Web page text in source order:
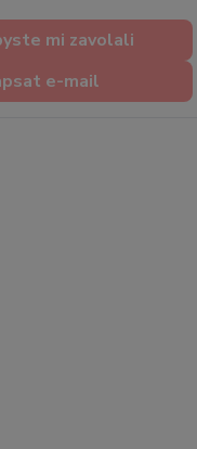
mi zavolali
e-mail